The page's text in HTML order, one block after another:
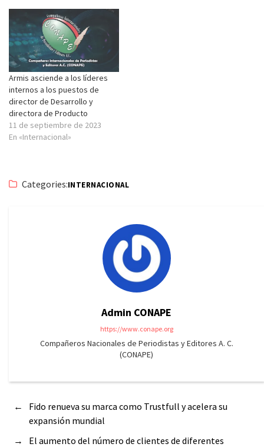
Armis asciende a los líderes
internos a los puestos de
director de Desarrollo y
directora de Producto
11 de septiembre de 2023
En «Internacional»
Categories:INTERNACIONAL
Admin CONAPE
https://www.conape.org
Compañeros Nacionales de Periodistas y Editores A. C.
(CONAPE)
←
Fido renueva su marca como Trustfull y acelera su
expansión mundial
→
El aumento del número de clientes de diferentes